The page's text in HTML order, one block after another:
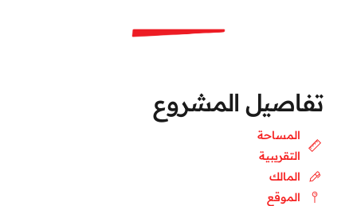
تفاصيل المشروع
المساحة
التقريبية
المالك
الموقع